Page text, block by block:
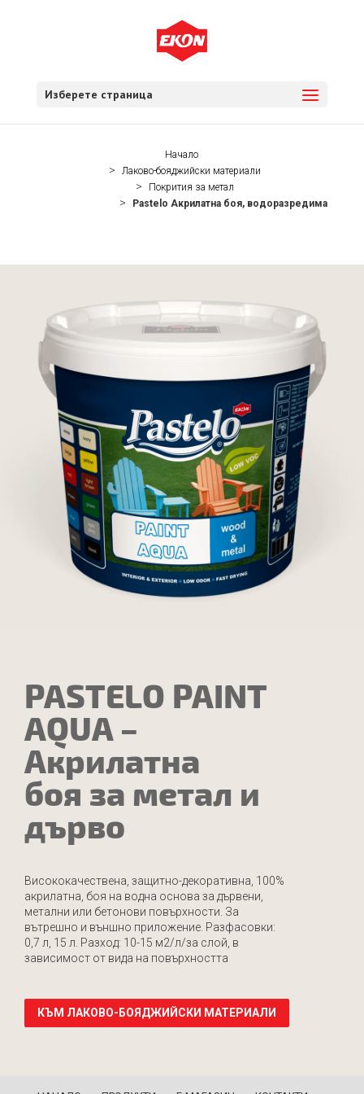
Изберете страница
Начало
Лаково-бояджийски материали
Покрития за метал
Pastelo Акрилатна боя, водоразредима
PASTELO PAINT
AQUA –
Акрилатна
боя за метал и
дърво
Висококачествена, защитно-декоративна, 100%
акрилатна, боя на водна основа за дървени,
метални или бетонови повърхности. За
вътрешно и външно приложение. Разфасовки:
0,7 л, 15 л. Разход: 10-15 м2/л/за слой, в
зависимост от вида на повърхността
КЪМ ЛАКОВО-БОЯДЖИЙСКИ МАТЕРИАЛИ